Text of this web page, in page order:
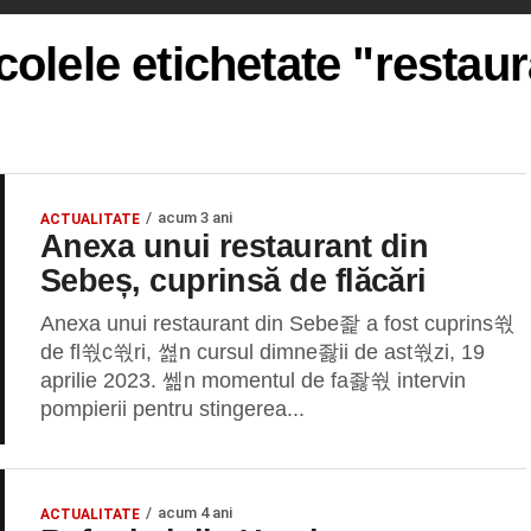
etichetate
ACTUALITATE acum 3 ani
Anexa unui restaurant din
Sebeș, cuprinsă de flăcări
Anexa unui restaurant din Sebe좙 a fost cuprins쒃
de fl쒃c쒃ri, 쎮n cursul dimne좛ii de ast쒃zi, 19
aprilie 2023. 쎎n momentul de fa좛쒃 intervin
pompierii pentru stingerea...
ACTUALITATE acum 4 ani